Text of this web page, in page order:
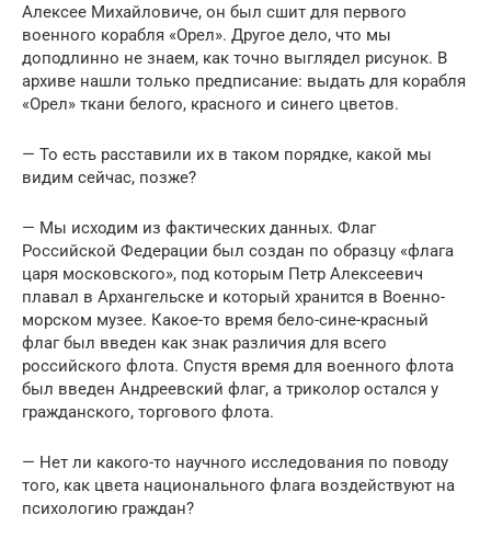
Алексее Михайловиче, он был сшит для первого
военного корабля «Орел». Другое дело, что мы
доподлинно не знаем, как точно выглядел рисунок. В
архиве нашли только предписание: выдать для корабля
«Орел» ткани белого, красного и синего цветов.
— То есть расставили их в таком порядке, какой мы
видим сейчас, позже?
— Мы исходим из фактических данных. Флаг
Российской Федерации был создан по образцу «флага
царя московского», под которым Петр Алексеевич
плавал в Архангельске и который хранится в Военно-
морском музее. Какое-то время бело-сине-красный
флаг был введен как знак различия для всего
российского флота. Спустя время для военного флота
был введен Андреевский флаг, а триколор остался у
гражданского, торгового флота.
— Нет ли какого-то научного исследования по поводу
того, как цвета национального флага воздействуют на
психологию граждан?